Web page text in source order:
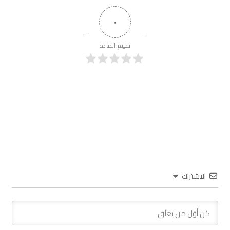
٠
تقييم المادة
الاشتراك